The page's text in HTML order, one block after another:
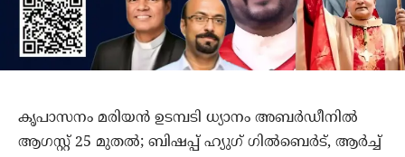
കൃപാസനം മരിയൻ ഉടമ്പടി ധ്യാനം അബർഡീനിൽ
ആഗസ്റ്റ് 25 മുതൽ; ബിഷപ്പ് ഹ്യുഗ് ഗിൽബെർട്, ആർച്ച്